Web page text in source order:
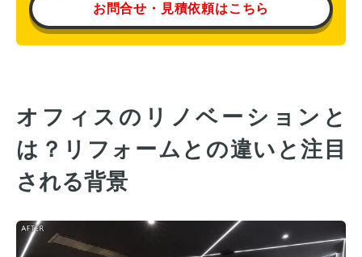
お問合せ・見積依頼はこちら
オフィスのリノベーションと
は？リフォームとの違いと注目
される背景